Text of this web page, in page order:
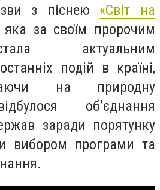
з піснею «Світ на
яка за своїм пророчим
актуальним
подій в країні,
на природну
об’єднання
заради порятунку
вибором програми та